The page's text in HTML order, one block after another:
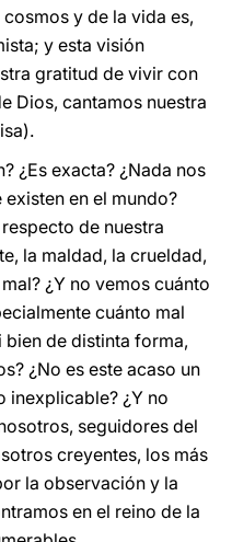
y de la vida es,
y esta visión
gratitud de vivir con
Dios, cantamos nuestra
¿Es exacta? ¿Nada nos
en el mundo?
de nuestra
la maldad, la crueldad,
¿Y no vemos cuánto
cuánto mal
bien de distinta forma,
¿No es este acaso un
inexplicable? ¿Y no
seguidores del
creyentes, los más
la observación y la
en el reino de la